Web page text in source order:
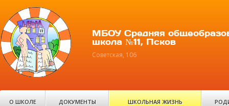
МБОУ Средняя
школа №11, Псков
Советская, 106
О ШКОЛЕ ДОКУМЕНТЫ ШКОЛЬНАЯ ЖИЗНЬ